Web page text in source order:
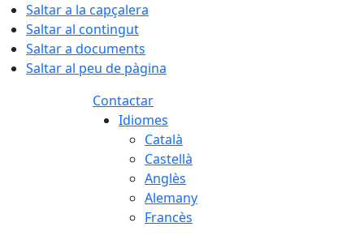
Saltar a la capçalera
Saltar al contingut
Saltar a documents
Saltar al peu de pàgina
Contactar
Idiomes
Català
Castellà
Anglès
Alemany
Francès